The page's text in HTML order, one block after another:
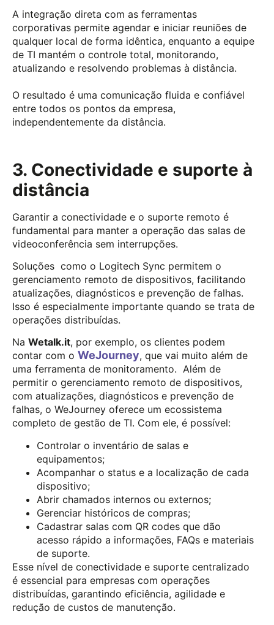
A integração direta com as ferramentas
corporativas permite agendar e iniciar reuniões de
qualquer local de forma idêntica, enquanto a equipe
de TI mantém o controle total, monitorando,
atualizando e resolvendo problemas à distância.
O resultado é uma comunicação fluida e confiável
entre todos os pontos da empresa,
independentemente da distância.
3. Conectividade e suporte à
distância
Garantir a conectividade e o suporte remoto é
fundamental para manter a operação das salas de
videoconferência sem interrupções.
Soluções como o Logitech Sync permitem o
gerenciamento remoto de dispositivos, facilitando
atualizações, diagnósticos e prevenção de falhas.
Isso é especialmente importante quando se trata de
operações distribuídas.
Na Wetalk.it, por exemplo, os clientes podem
contar com o WeJourney, que vai muito além de
uma ferramenta de monitoramento. Além de
permitir o gerenciamento remoto de dispositivos,
com atualizações, diagnósticos e prevenção de
falhas, o WeJourney oferece um ecossistema
completo de gestão de TI. Com ele, é possível:
Controlar o inventário de salas e
equipamentos;
Acompanhar o status e a localização de cada
dispositivo;
Abrir chamados internos ou externos;
Gerenciar históricos de compras;
Cadastrar salas com QR codes que dão
acesso rápido a informações, FAQs e materiais
de suporte.
Esse nível de conectividade e suporte centralizado
é essencial para empresas com operações
distribuídas, garantindo eficiência, agilidade e
redução de custos de manutenção.